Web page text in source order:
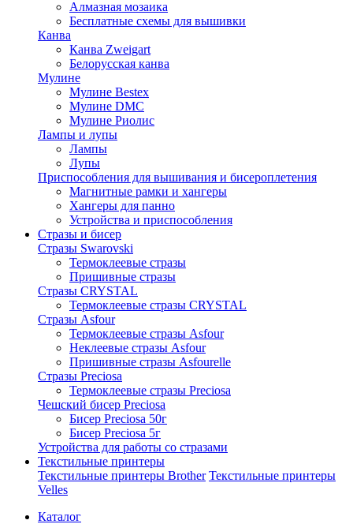
Алмазная мозаика
Бесплатные схемы для вышивки
Канва
Канва Zweigart
Белорусская канва
Мулине
Мулине Bestex
Мулине DMC
Мулине Риолис
Лампы и лупы
Лампы
Лупы
Приспособления для вышивания и бисероплетения
Магнитные рамки и хангеры
Хангеры для панно
Устройства и приспособления
Стразы и бисер
Стразы Swarovski
Термоклеевые стразы
Пришивные стразы
Стразы CRYSTAL
Термоклеевые стразы CRYSTAL
Стразы Asfour
Термоклеевые стразы Asfour
Неклеевые стразы Asfour
Пришивные стразы Asfourelle
Стразы Preciosa
Термоклеевые стразы Preciosa
Чешский бисер Preciosa
Бисер Preciosa 50г
Бисер Preciosa 5г
Устройства для работы со стразами
Текстильные принтеры
Текстильные принтеры Brother Текстильные принтеры
Velles
Каталог